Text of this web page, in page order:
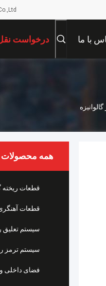
با ما درخواست
همه محصولات
قطعات ریخته
قطعات
سیستم تعلیق
سیستم ترمز
فضای داخلی